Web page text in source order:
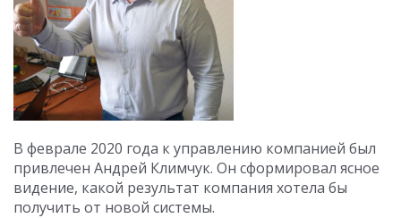
В феврале 2020 года к управлению компанией был
привлечен Андрей Климчук. Он сформировал ясное
видение, какой результат компания хотела бы
получить от новой системы.